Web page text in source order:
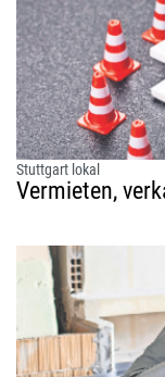
Stuttgart lokal
Vermieten,